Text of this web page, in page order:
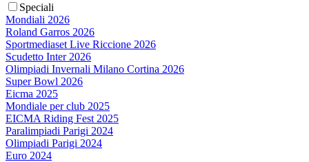
Speciali
Mondiali 2026
Roland Garros 2026
Sportmediaset Live Riccione 2026
Scudetto Inter 2026
Olimpiadi Invernali Milano Cortina 2026
Super Bowl 2026
Eicma 2025
Mondiale per club 2025
EICMA Riding Fest 2025
Paralimpiadi Parigi 2024
Olimpiadi Parigi 2024
Euro 2024